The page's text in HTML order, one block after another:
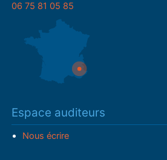
06 75 81 05 85
Espace auditeurs
Nous écrire